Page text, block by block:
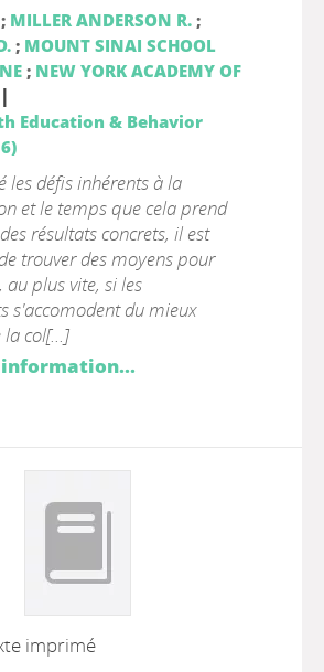
MILLER ANDERSON R.;
; MOUNT SINAI SCHOOL
; NEW YORK ACADEMY OF
|
Education & Behavior
les défis inhérents à la
et le temps que cela prend
résultats concrets, il est
trouver des moyens pour
plus vite, si les
s'accomodent du mieux
col[...]
imprimé